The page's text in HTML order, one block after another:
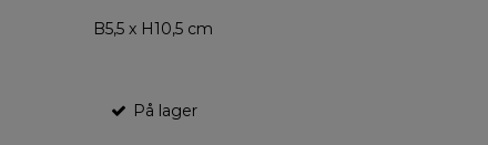
B5,5 x H10,5 cm
På lager